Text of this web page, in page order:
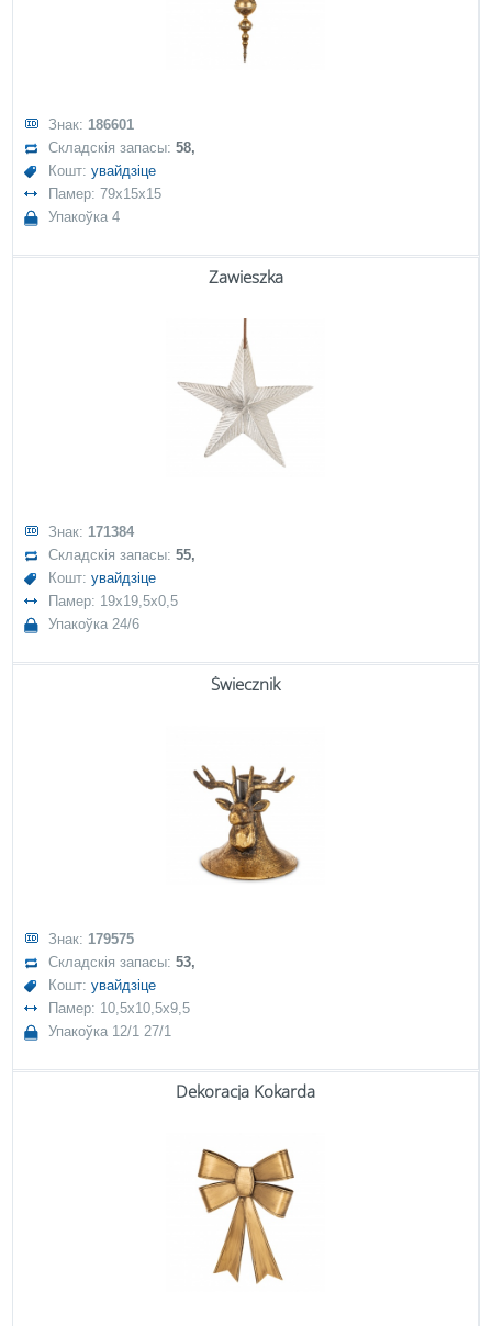
Знак: 186601
Складскія запасы:58,
Кошт:увайдзіце
Памер: 79x15x15
Упакоўка 4
Zawieszka
Знак: 171384
Складскія запасы:55,
Кошт:увайдзіце
Памер: 19x19,5x0,5
Упакоўка 24/6
Świecznik
Знак: 179575
Складскія запасы:53,
Кошт:увайдзіце
Памер: 10,5x10,5x9,5
Упакоўка 12/1 27/1
Dekoracja Kokarda